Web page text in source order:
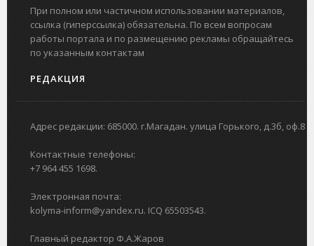
При полном или частичном использовании материалов,
ссылка (гиперссылка) обязательна. По всем вопросам
работы портала и по размещению рекламы обращайтесь
по указанным контактам
РЕДАКЦИЯ
Адрес редакции: 685000. г.Магадан. улица Горького, д.3б, оф.8
Контактные телефоны:
+7 964 455 1698.
Электронная почта:
kolyma-inform@yandex.ru. ICQ 65503543.
Главный редактор Ф.А.Жаров